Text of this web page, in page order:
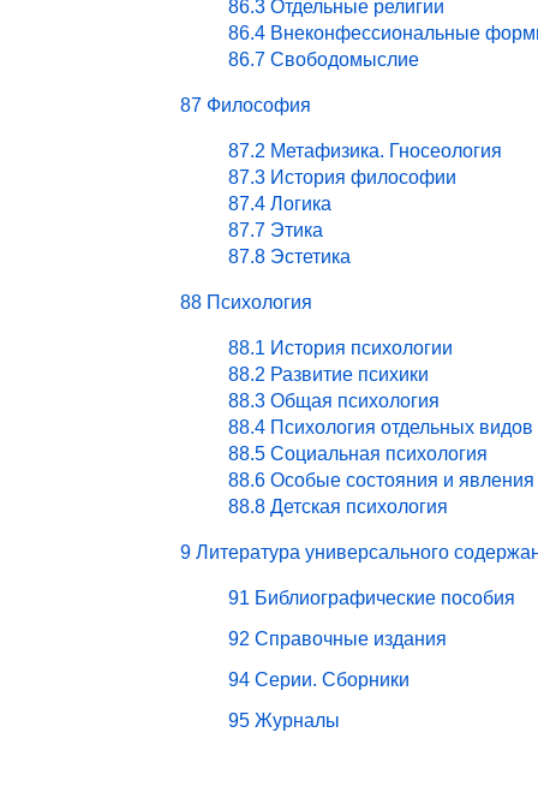
86.3 Отдельные религии
86.4 Внеконфессиональные
86.7 Свободомыслие
87 Философия
87.2 Метафизика. Гносеология
87.3 История философии
87.4 Логика
87.7 Этика
87.8 Эстетика
88 Психология
88.1 История психологии
88.2 Развитие психики
88.3 Общая психология
88.4 Психология отдельных
88.5 Социальная психология
88.6 Особые состояния и явления
88.8 Детская психология
9 Литература универсального
91 Библиографические пособия
92 Справочные издания
94 Серии. Сборники
95 Журналы